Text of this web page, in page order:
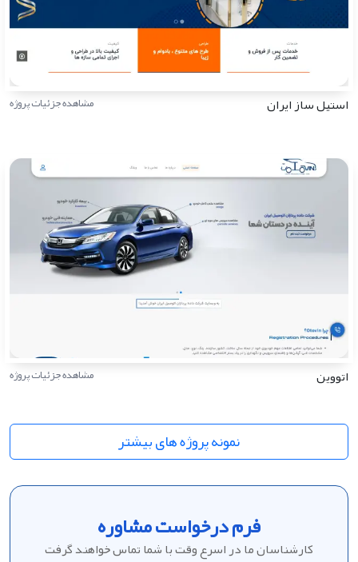
استیل ساز ایران مشاهده جزئیات پروژه
اتووین مشاهده جزئیات پروژه
نمونه پروژه های بیشتر
فرم درخواست مشاوره
کارشناسان ما در اسرع وقت با شما تماس خواهند گرفت